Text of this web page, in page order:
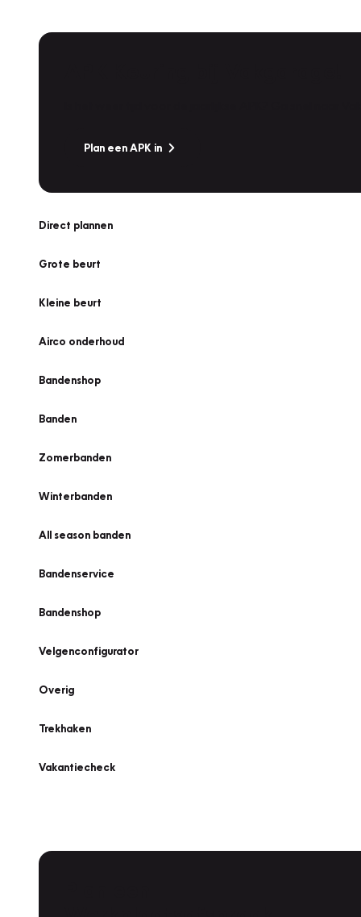
Plan een APK in
Direct plannen
Grote beurt
Kleine beurt
Airco onderhoud
Bandenshop
Banden
Zomerbanden
Winterbanden
All season banden
Bandenservice
Bandenshop
Velgenconfigurator
Overig
Trekhaken
Vakantiecheck